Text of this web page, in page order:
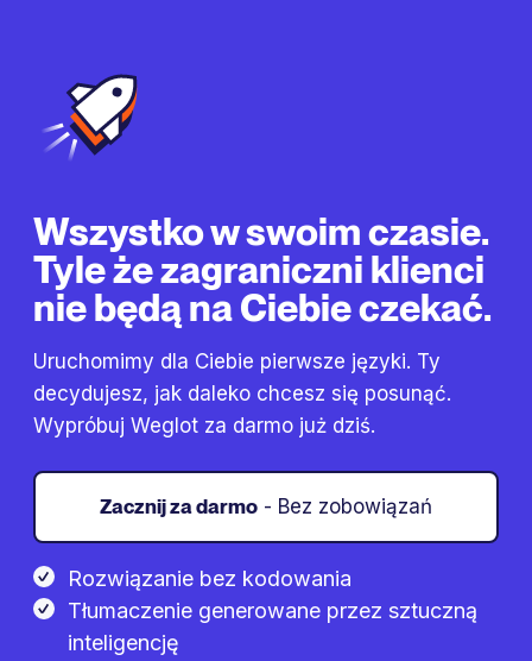
Wszystko w swoim czasie.
Tyle że zagraniczni klienci
nie będą na Ciebie czekać.
Uruchomimy dla Ciebie pierwsze języki. Ty
decydujesz, jak daleko chcesz się posunąć.
Wypróbuj Weglot za darmo już dziś.
Zacznij za darmo - Bez zobowiązań
Rozwiązanie bez kodowania
Tłumaczenie generowane przez sztuczną
inteligencję